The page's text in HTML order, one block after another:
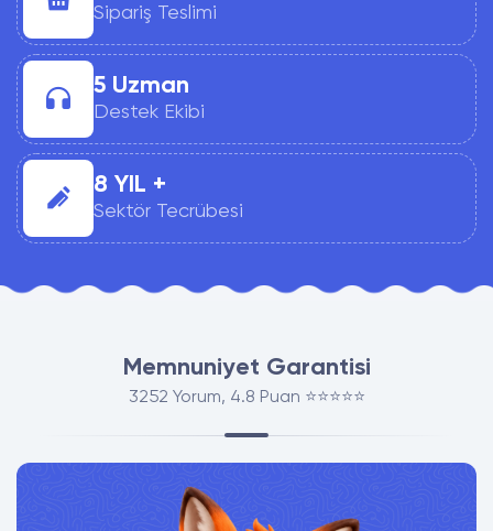
Sipariş Teslimi
5 Uzman
Destek Ekibi
8 YIL +
Sektör Tecrübesi
Memnuniyet Garantisi
3252 Yorum, 4.8 Puan ⭐⭐⭐⭐⭐